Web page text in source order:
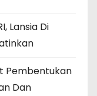
Lansia Di
Pembentukan
Dan